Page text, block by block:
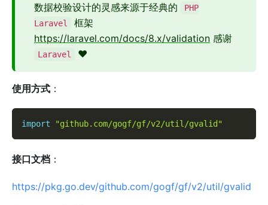
数据校验设计的灵感来源于经典的
PHP
Laravel
框架
https://laravel.com/docs/8.x/validation 感谢
Laravel ❤️
使用方式 ：
import "github.com/gogf/gf/v2/util/gvalid"
接口文档 ：
https://pkg.go.dev/github.com/gogf/gf/v2/util/gvalid